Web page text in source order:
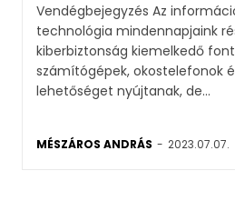
Vendégbejegyzés Az információs korban, ahol a
technológia mindennapjaink
kiberbiztonság kiemelkedő
számítógépek, okostelefonok
lehetőséget nyújtanak, de...
MÉSZÁROS ANDRÁS - 2023.07.07.